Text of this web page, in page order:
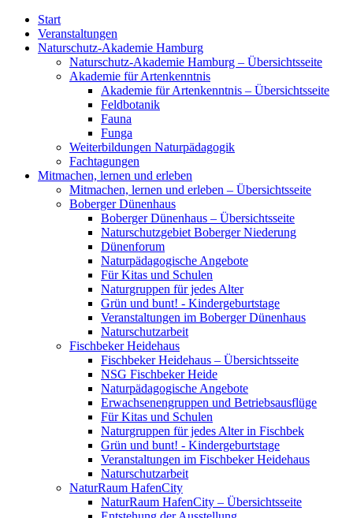
Start
Veranstaltungen
Naturschutz-Akademie Hamburg
Naturschutz-Akademie Hamburg – Übersichtsseite
Akademie für Artenkenntnis
Akademie für Artenkenntnis – Übersichtsseite
Feldbotanik
Fauna
Funga
Weiterbildungen Naturpädagogik
Fachtagungen
Mitmachen, lernen und erleben
Mitmachen, lernen und erleben – Übersichtsseite
Boberger Dünenhaus
Boberger Dünenhaus – Übersichtsseite
Naturschutzgebiet Boberger Niederung
Dünenforum
Naturpädagogische Angebote
Für Kitas und Schulen
Naturgruppen für jedes Alter
Grün und bunt! - Kindergeburtstage
Veranstaltungen im Boberger Dünenhaus
Naturschutzarbeit
Fischbeker Heidehaus
Fischbeker Heidehaus – Übersichtsseite
NSG Fischbeker Heide
Naturpädagogische Angebote
Erwachsenengruppen und Betriebsausflüge
Für Kitas und Schulen
Naturgruppen für jedes Alter in Fischbek
Grün und bunt! - Kindergeburtstage
Veranstaltungen im Fischbeker Heidehaus
Naturschutzarbeit
NaturRaum HafenCity
NaturRaum HafenCity – Übersichtsseite